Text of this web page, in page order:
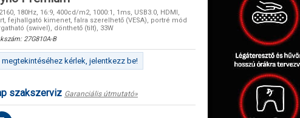
180Hz, 16:9, 400cd/m2, 1000:1, 1ms, USB3.0, HDMI,
fejhallgató kimenet, falra szerelhető (VESA), portré mód
(swivel), dönthető (tilt), 33W
27G810A-B
megtekintéséhez kérlek, jelentkezz be!
szakszerviz Garanciális útmutató»